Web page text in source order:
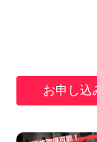
お申し込